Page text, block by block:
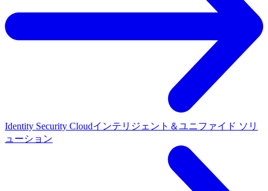
Identity Security Cloudインテリジェント＆ユニファイド ソリ
ューション